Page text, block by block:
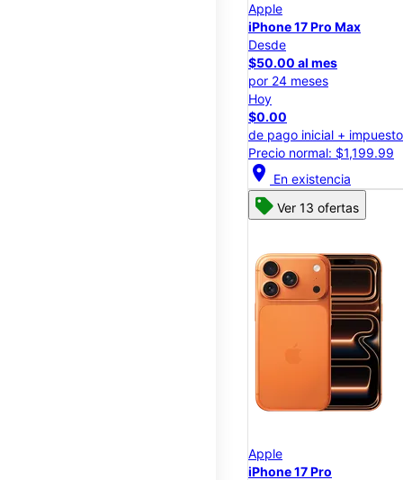
Apple
iPhone 17 Pro Max
Desde
$50.00 al mes
por 24 meses
Hoy
$0.00
de pago inicial +
Precio normal: $1,199.99
location_on En existencia
Ver 13 ofertas
Apple
iPhone 17 Pro